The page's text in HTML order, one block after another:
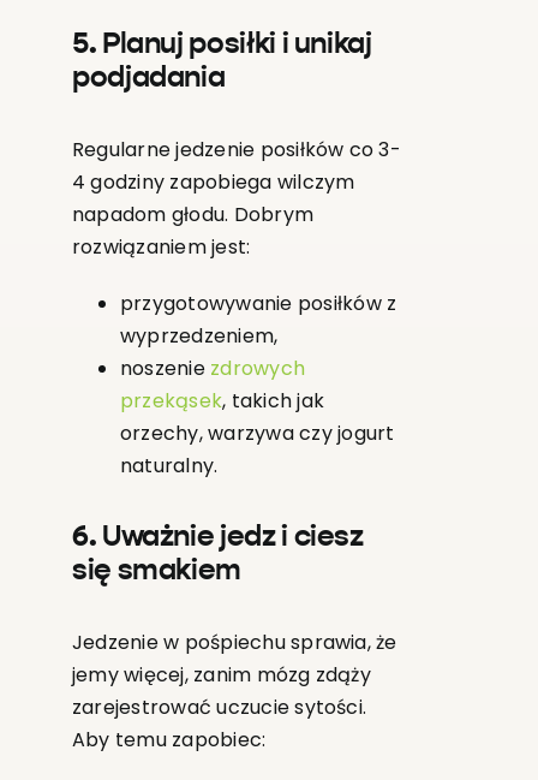
5. Planuj posiłki i unikaj
podjadania
Regularne jedzenie posiłków co 3-
4 godziny zapobiega wilczym
napadom głodu. Dobrym
rozwiązaniem jest:
przygotowywanie posiłków z
wyprzedzeniem,
noszenie zdrowych
przekąsek, takich jak
orzechy, warzywa czy jogurt
naturalny.
6. Uważnie jedz i ciesz
się smakiem
Jedzenie w pośpiechu sprawia, że
jemy więcej, zanim mózg zdąży
zarejestrować uczucie sytości.
Aby temu zapobiec: